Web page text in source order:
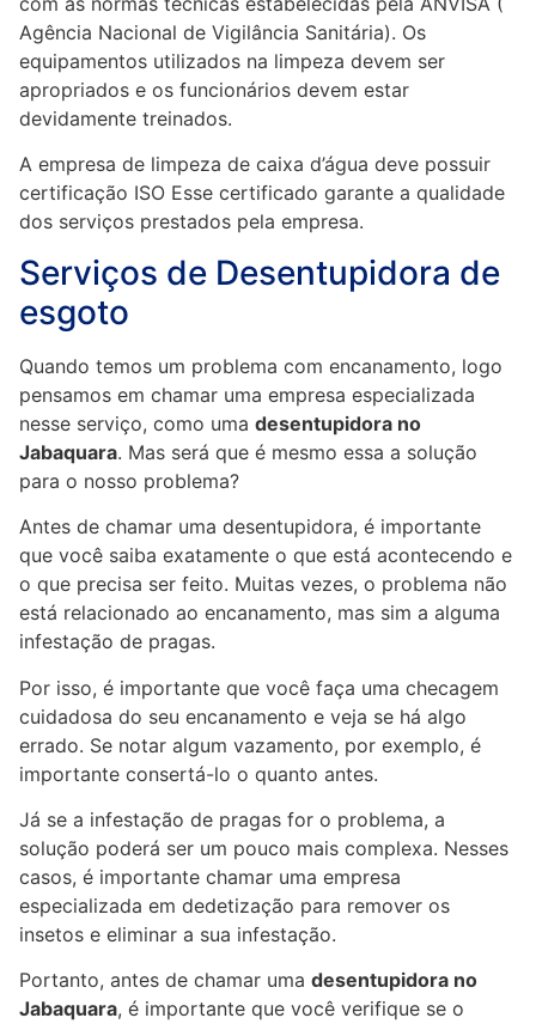
Agência Nacional de Vigilância Sanitária). Os
equipamentos utilizados na limpeza devem ser
apropriados e os funcionários devem estar
devidamente treinados.
A empresa de limpeza de caixa d’água deve possuir
certificação ISO Esse certificado garante a qualidade
dos serviços prestados pela empresa.
Serviços de Desentupidora de
esgoto
Quando temos um problema com encanamento, logo
pensamos em chamar uma empresa especializada
nesse serviço, como uma desentupidora no
Jabaquara. Mas será que é mesmo essa a solução
para o nosso problema?
Antes de chamar uma desentupidora, é importante
que você saiba exatamente o que está acontecendo e
o que precisa ser feito. Muitas vezes, o problema não
está relacionado ao encanamento, mas sim a alguma
infestação de pragas.
Por isso, é importante que você faça uma checagem
cuidadosa do seu encanamento e veja se há algo
errado. Se notar algum vazamento, por exemplo, é
importante consertá-lo o quanto antes.
Já se a infestação de pragas for o problema, a
solução poderá ser um pouco mais complexa. Nesses
casos, é importante chamar uma empresa
especializada em dedetização para remover os
insetos e eliminar a sua infestação.
Portanto, antes de chamar uma desentupidora no
Jabaquara, é importante que você verifique se o